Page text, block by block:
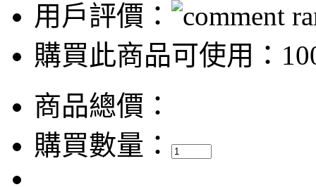
用戶評價：
購買此商品可使用：
商品總價：
購買數量：